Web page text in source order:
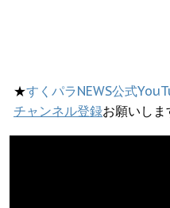
★すくパラNEWS公式
チャンネル登録お願いしま